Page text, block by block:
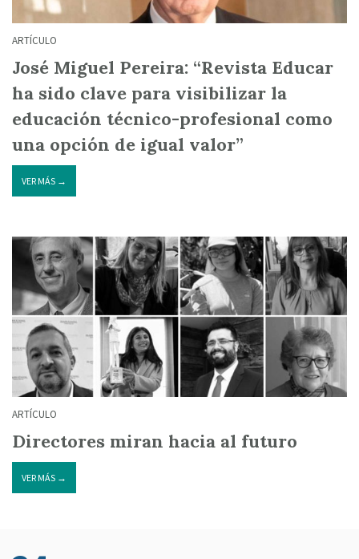
ARTÍCULO
José Miguel Pereira: “Revista Educar
ha sido clave para visibilizar la
educación técnico-profesional como
una opción de igual valor”
VER MÁS →
ARTÍCULO
Directores miran hacia al futuro
VER MÁS →